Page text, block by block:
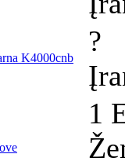
K4000cnb
?
1